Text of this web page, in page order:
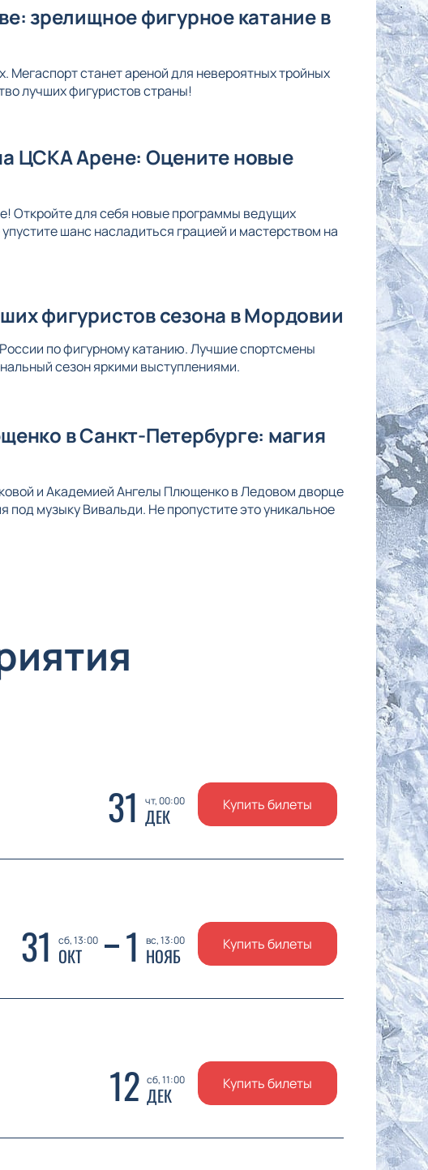
зрелищное фигурное катание в
станет ареной для невероятных тройных
лучших фигуристов страны!
ЦСКА Арене: Оцените новые
Откройте для себя новые программы ведущих
шанс насладиться грацией и мастерством на
фигуристов сезона в Мордовии
по фигурному катанию. Лучшие спортсмены
сезон яркими выступлениями.
в Санкт-Петербурге: магия
и Академией Ангелы Плющенко в Ледовом дворце
музыку Вивальди. Не пропустите это уникальное
31 чт, 00:00
ДЕК Купить билеты
31 сб, 13:00
ОКТ 1 вс, 13:00
НОЯБ Купить билеты
12 сб, 11:00
ДЕК Купить билеты